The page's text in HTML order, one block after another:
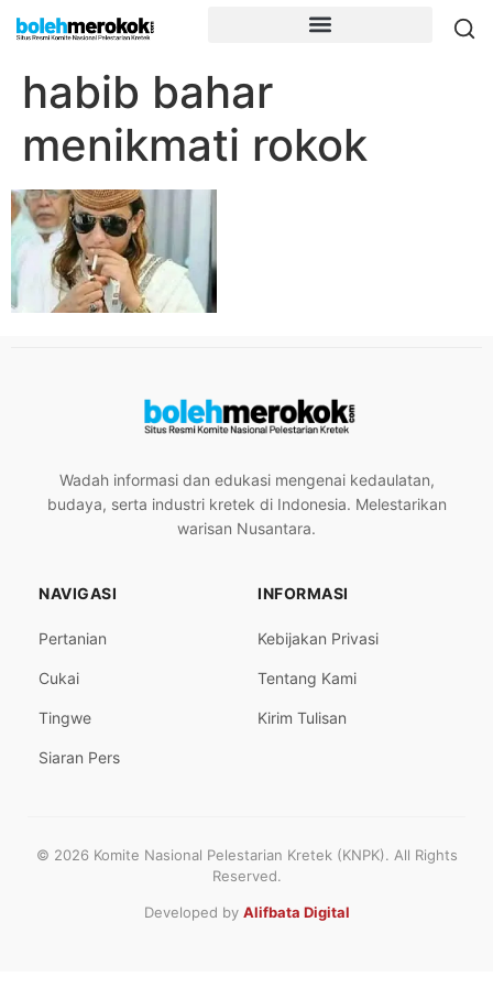
habib bahar
menikmati rokok
Wadah informasi dan edukasi mengenai kedaulatan,
budaya, serta industri kretek di Indonesia. Melestarikan
warisan Nusantara.
NAVIGASI
Pertanian
Cukai
Tingwe
Siaran Pers
INFORMASI
Kebijakan Privasi
Tentang Kami
Kirim Tulisan
© 2026 Komite Nasional Pelestarian Kretek (KNPK). All Rights
Reserved.
Developed by Alifbata Digital